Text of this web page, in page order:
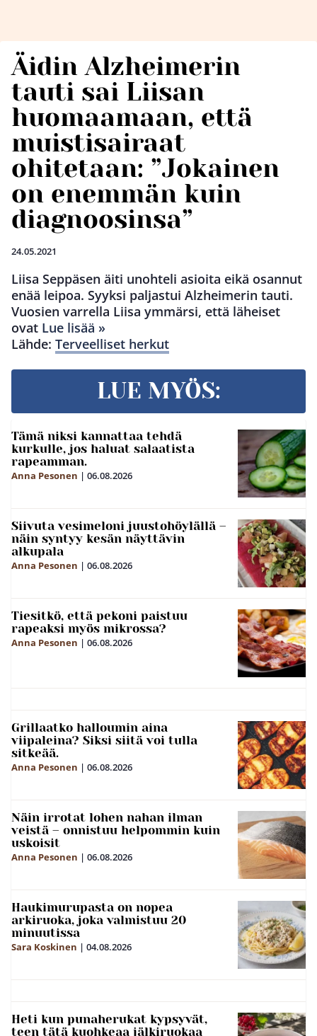
Äidin Alzheimerin
tauti sai Liisan
huomaamaan, että
muistisairaat
ohitetaan: ”Jokainen
on enemmän kuin
diagnoosinsa”
24.05.2021
Liisa Seppäsen äiti unohteli asioita eikä osannut
enää leipoa. Syyksi paljastui Alzheimerin tauti.
Vuosien varrella Liisa ymmärsi, että läheiset
ovat Lue lisää »
Lähde: Terveelliset herkut
LUE MYÖS:
Tämä niksi kannattaa tehdä
kurkulle, jos haluat salaatista
rapeamman.
Anna Pesonen | 06.08.2026
Siivuta vesimeloni juustohöylällä –
näin syntyy kesän näyttävin
alkupala
Anna Pesonen | 06.08.2026
Tiesitkö, että pekoni paistuu
rapeaksi myös mikrossa?
Anna Pesonen | 06.08.2026
Grillaatko halloumin aina
viipaleina? Siksi siitä voi tulla
sitkeää.
Anna Pesonen | 06.08.2026
Näin irrotat lohen nahan ilman
veistä – onnistuu helpommin kuin
uskoisit
Anna Pesonen | 06.08.2026
Haukimurupasta on nopea
arkiruoka, joka valmistuu 20
minuutissa
Sara Koskinen | 04.08.2026
Heti kun punaherukat kypsyvät,
teen tätä kuohkeaa jälkiruokaa